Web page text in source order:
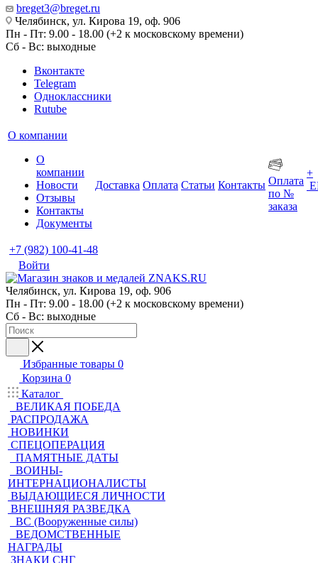
breget3@breget.ru
Челябинск, ул. Кирова 19, оф. 906
Пн - Пт: 9.00 - 18.00 (+2 к московскому времени)
Сб - Вс: выходные
Вконтакте
Telegram
Одноклассники
Rutube
О компании
О
компании
Новости
Отзывы
Контакты
Документы
Доставка Оплата Статьи Контакты Оплата
по №
заказа
+
+7 (982) 100-41-48
Войти
Челябинск, ул. Кирова 19, оф. 906
Пн - Пт: 9.00 - 18.00 (+2 к московскому времени)
Сб - Вс: выходные
Избранные товары 0
Корзина 0
Каталог
ВЕЛИКАЯ ПОБЕДА
РАСПРОДАЖА
НОВИНКИ
СПЕЦОПЕРАЦИЯ
ПАМЯТНЫЕ ДАТЫ
ВОИНЫ-
ИНТЕРНАЦИОНАЛИСТЫ
ВЫДАЮЩИЕСЯ ЛИЧНОСТИ
ВНЕШНЯЯ РАЗВЕДКА
ВС (Вооруженные силы)
ВЕДОМСТВЕННЫЕ
НАГРАДЫ
ЗНАКИ СНГ